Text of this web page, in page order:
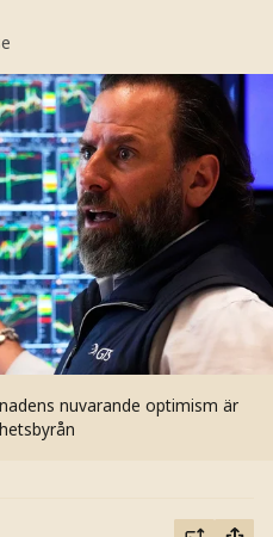
nuvarande optimism är